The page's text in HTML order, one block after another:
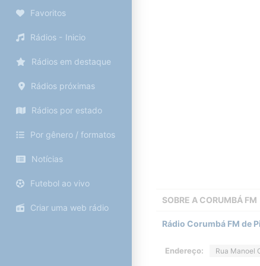
Favoritos
Rádios - Inicio
Rádios em destaque
Rádios próximas
Rádios por estado
Por gênero / formatos
Notícias
Futebol ao vivo
Criar uma web rádio
SOBRE A CORUMBÁ FM
Rádio Corumbá FM de
Endereço: Rua Manoel